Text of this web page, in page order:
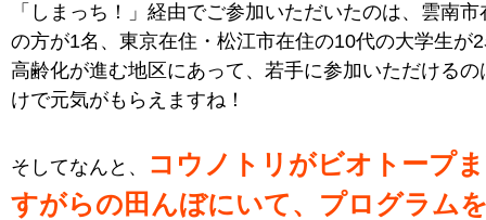
「しまっち！」経由でご参加いただいたのは、雲南
の方が1名、東京在住・松江市在住の10代の大学生が
高齢化が進む地区にあって、若手に参加いただけるの
けで元気がもらえますね！
そしてなんと、
コウノトリがビオトープ
すがらの田んぼにいて、プログラム